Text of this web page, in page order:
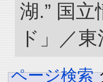
湖.” 国
ド」／
ページ検索